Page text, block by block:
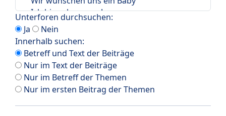
Unterforen durchsuchen:
Ja
Nein
Innerhalb suchen:
Betreff und Text der Beiträge
Nur im Text der Beiträge
Nur im Betreff der Themen
Nur im ersten Beitrag der Themen